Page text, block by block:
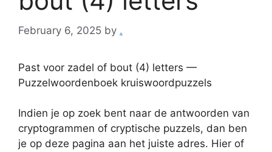
February 6, 2025 by .
Past voor zadel of bout (4) letters —
Puzzelwoordenboek kruiswoordpuzzels
Indien je op zoek bent naar de antwoorden van
cryptogrammen of cryptische puzzels, dan ben
je op deze pagina aan het juiste adres. Hier of